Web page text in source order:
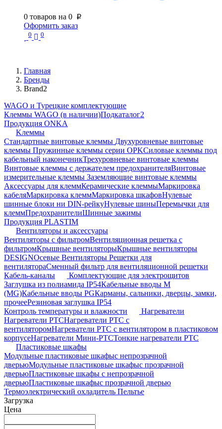
0 товаров на 0 p
Оформить заказ
0 0
Главная
Бренды
Brand2
WAGO и Турецкие комплектующие
Клеммы WAGO (в наличии)Подкаталог2
Продукция ONKA
Kлеммы
Стандартные винтовые клеммы Двухуровневые винтовые
клеммы Пружинные клеммы серии OPKСиловые клеммы под
кабельный наконечникТрехуровневые винтовые клеммы
Винтовые клеммы с держателем предохранителяВинтовые
измерительные клеммы Заземляющие винтовые клеммы
Аксессуары для клеммКерамические клеммыМаркировка
кабеляМаркировка клеммМаркировка шкафовНулевые
шинные блоки ни DIN-рейкуНулевые шиныПеремычки для
клеммПредохранителиШинные зажимы
Продукция PLASTIM
Вентиляторы и аксессуары
Вентиляторы с фильтромВентиляционная решетка с
фильтромКрышные вентиляторыКрышные вентиляторы
DESIGNОсевые Вентиляторы Решетки для
вентилятораСменный фильтр для вентиляционной решетки
Кабель-каналы
Комплектующие для электрощитов
Заглушка из полиамида IP54Кабельные вводы M
(MG)Кабельные вводы PGКарманы, сальники, дверцы, замки,
прочееРезиновая заглушка IP54
Контроль температуры и влажности
Нагреватели
Нагреватели PTCНагреватели PTC с
вентиляторомНагреватели PTC с вентилятором в пластиковом
корпусеНагреватели Мини-PTCТонкие нагреватели PTC
Пластиковые шкафы
Модульные пластиковые шкафыс непрозрачной
дверьюМодульные пластиковые шкафыс прозрачной
дверьюПластиковые шкафы с непрозрачной
дверьюПластиковые шкафыс прозрачной дверью
Термоэлектрический охладитель Пельтье
Загрузка
Цена